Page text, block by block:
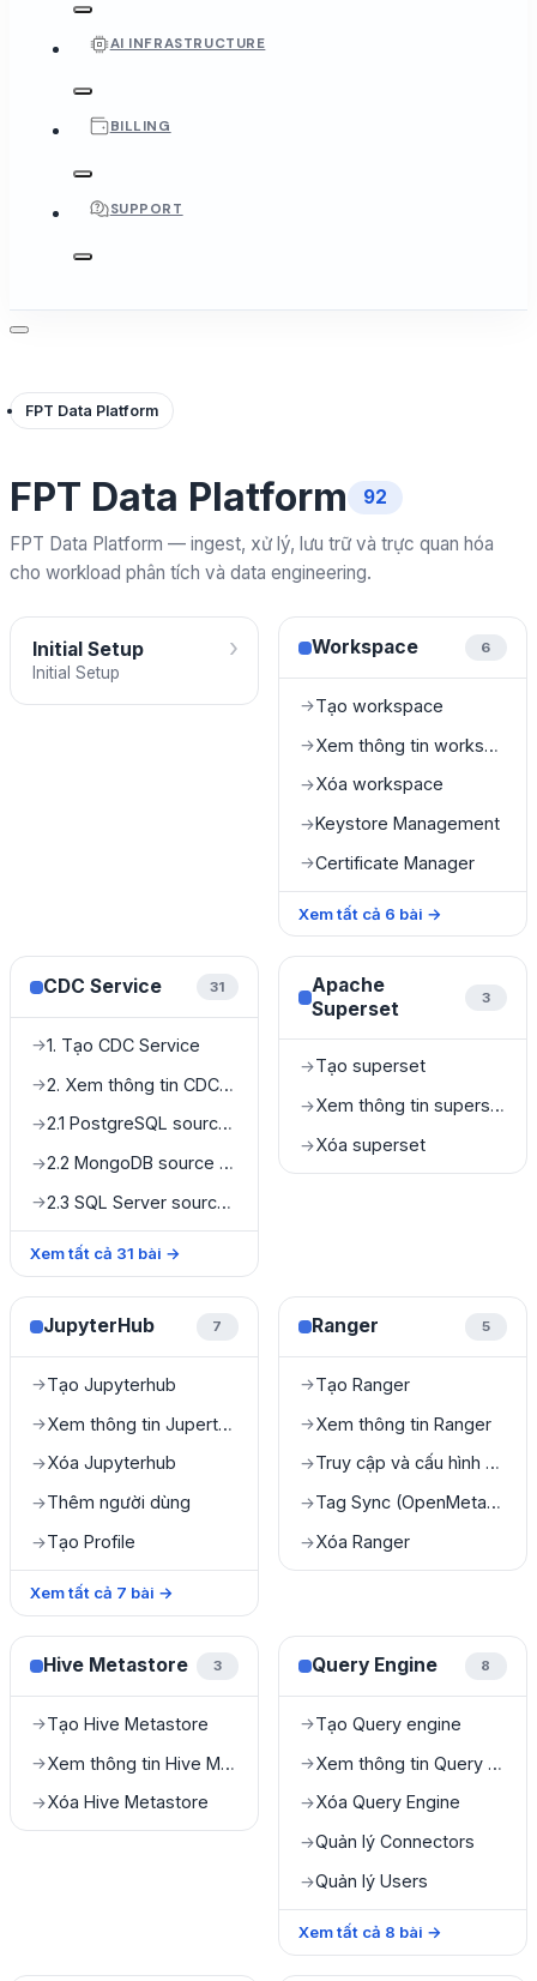
AI INFRASTRUCTURE
BILLING
SUPPORT
FPT Data Platform
FPT Data Platform 92
FPT Data Platform — ingest, xử lý, lưu trữ và trực quan hóa
cho workload phân tích và data engineering.
Initial Setup
Initial Setup
› Workspace 6
→Tạo workspace
→ Xem thông tin workspace
→Xóa workspace
→Keystore Management
→Certificate Manager
Xem tất cả 6 bài →
CDC Service 31
→1. Tạo CDC Service
→ 2. Xem thông tin CDC Service
→ 2.1 PostgreSQL source connector
→ 2.2 MongoDB source connector
→ 2.3 SQL Server source connector
Xem tất cả 31 bài →
Apache
Superset
3
→Tạo superset
→ Xem thông tin superset
→Xóa superset
JupyterHub 7
→Tạo Jupyterhub
→ Xem thông tin JuperterHub
→Xóa Jupyterhub
→Thêm người dùng
→Tạo Profile
Xem tất cả 7 bài →
Ranger 5
→Tạo Ranger
→Xem thông tin Ranger
→ Truy cập và cấu hình quản lý Query Engine
→ Tag Sync (OpenMetadata & Ranger Integration)
→Xóa Ranger
Hive Metastore 3
→Tạo Hive Metastore
→ Xem thông tin Hive Metastore
→Xóa Hive Metastore
Query Engine 8
→Tạo Query engine
→ Xem thông tin Query Engine
→Xóa Query Engine
→Quản lý Connectors
→Quản lý Users
Xem tất cả 8 bài →